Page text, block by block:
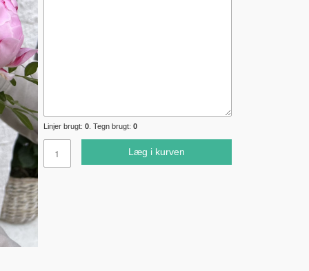
Linjer brugt: 0. Tegn brugt: 0
Læg i kurven